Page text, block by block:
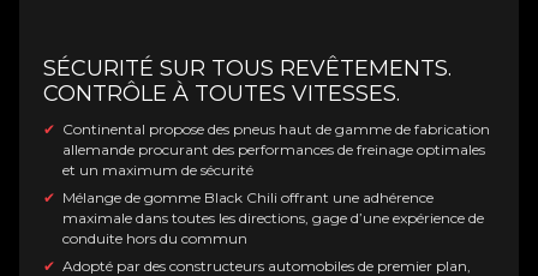
SÉCURITÉ SUR TOUS REVÊTEMENTS.
CONTRÔLE À TOUTES VITESSES.
Continental propose des pneus haut de gamme de fabrication
allemande procurant des performances de freinage optimales
et un maximum de sécurité
Mélange de gomme Black Chili offrant une adhérence
maximale dans toutes les directions, gage d’une expérience de
conduite hors du commun
Adopté par des constructeurs automobiles de premier plan,